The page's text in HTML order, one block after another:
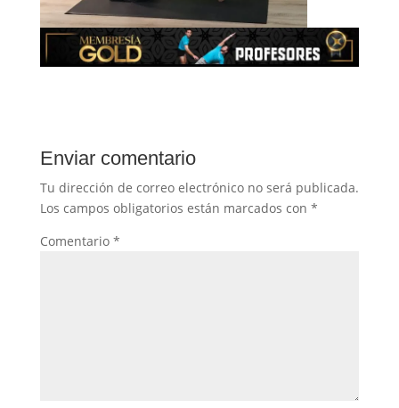
Enviar comentario
Tu dirección de correo electrónico no será publicada.
Los campos obligatorios están marcados con *
Comentario *